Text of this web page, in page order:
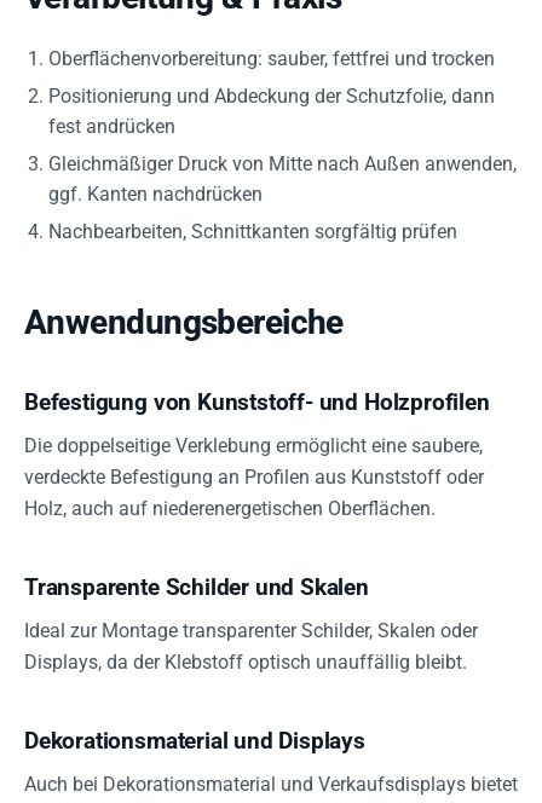
Oberflächenvorbereitung: sauber, fettfrei und trocken
Positionierung und Abdeckung der Schutzfolie, dann
fest andrücken
Gleichmäßiger Druck von Mitte nach Außen anwenden,
ggf. Kanten nachdrücken
Nachbearbeiten, Schnittkanten sorgfältig prüfen
Anwendungsbereiche
Befestigung von Kunststoff- und Holzprofilen
Die doppelseitige Verklebung ermöglicht eine saubere,
verdeckte Befestigung an Profilen aus Kunststoff oder
Holz, auch auf niederenergetischen Oberflächen.
Transparente Schilder und Skalen
Ideal zur Montage transparenter Schilder, Skalen oder
Displays, da der Klebstoff optisch unauffällig bleibt.
Dekorationsmaterial und Displays
Auch bei Dekorationsmaterial und Verkaufsdisplays bietet